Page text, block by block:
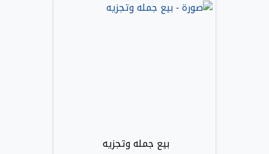
بيع جمله وتجزيه